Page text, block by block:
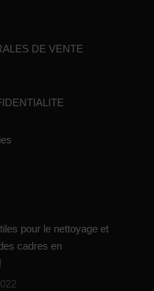
DE VENTE
pour le nettoyage et
cadres en